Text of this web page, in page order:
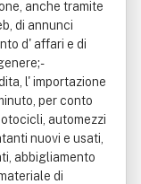
anche tramite
di annunci
d' affari e di
l' importazione
per conto
automezzi
nuovi e usati,
abbigliamento
di